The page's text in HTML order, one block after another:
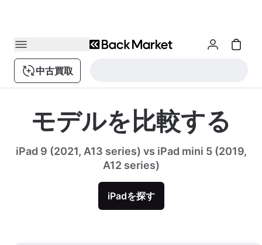
中古買取
モデルを比較する
iPad 9 (2021, A13 series) vs iPad mini 5 (2019,
A12 series)
iPadを探す